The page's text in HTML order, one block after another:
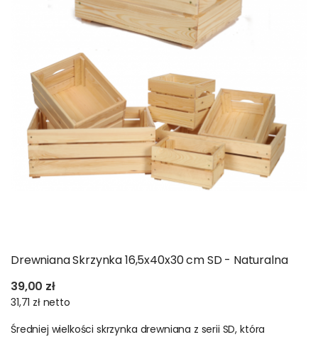
Drewniana Skrzynka 16,5x40x30 cm SD - Naturalna
39,00 zł
31,71 zł netto
Średniej wielkości skrzynka drewniana z serii SD, która